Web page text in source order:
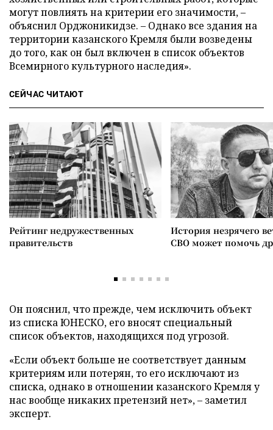
могут повлиять на критерии его значимости, –
объяснил Орджоникидзе. – Однако все здания на
территории казанского Кремля были возведены
до того, как он был включен в список объектов
Всемирного культурного наследия».
СЕЙЧАС ЧИТАЮТ
Рейтинг недружественных
правительств
История незрячего
СВО может помочь
Он пояснил, что прежде, чем исключить объект
из списка ЮНЕСКО, его вносят специальный
список объектов, находящихся под угрозой.
«Если объект больше не соответствует данным
критериям или потерян, то его исключают из
списка, однако в отношении казанского Кремля у
нас вообще никаких претензий нет», – заметил
эксперт.